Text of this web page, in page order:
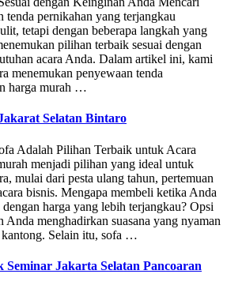
tenda pernikahan yang terjangkau
tetapi dengan beberapa langkah yang
pilihan terbaik sesuai dengan
acara Anda. Dalam artikel ini, kami
menemukan penyewaan tenda
harga murah …
Selatan Bintaro
Adalah Pilihan Terbaik untuk Acara
menjadi pilihan yang ideal untuk
mulai dari pesta ulang tahun, pertemuan
bisnis. Mengapa membeli ketika Anda
harga yang lebih terjangkau? Opsi
menghadirkan suasana yang nyaman
kantong. Selain itu, sofa …
Seminar Jakarta Selatan Pancoaran